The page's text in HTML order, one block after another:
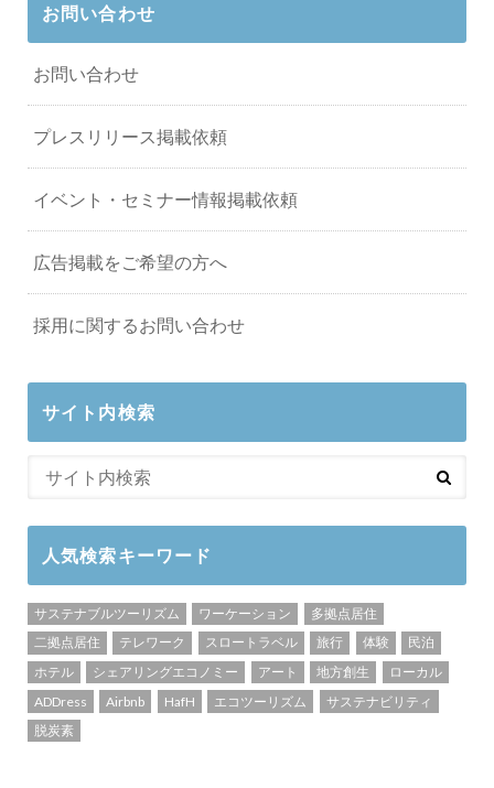
お問い合わせ
お問い合わせ
プレスリリース掲載依頼
イベント・セミナー情報掲載依頼
広告掲載をご希望の方へ
採用に関するお問い合わせ
サイト内検索
人気検索キーワード
サステナブルツーリズム ワーケーション
多拠点居住
二拠点居住
テレワーク スロートラベル 旅行 体験
民泊
ホテル
シェアリングエコノミー アート 地方創生
ローカル
ADDress
Airbnb HafH エコツーリズム
サステナビリティ
脱炭素